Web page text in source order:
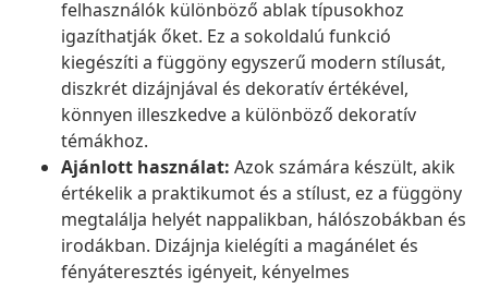
felhasználók különböző ablak típusokhoz
igazíthatják őket. Ez a sokoldalú funkció
kiegészíti a függöny egyszerű modern stílusát,
diszkrét dizájnjával és dekoratív értékével,
könnyen illeszkedve a különböző dekoratív
témákhoz.
Ajánlott használat: Azok számára készült, akik
értékelik a praktikumot és a stílust, ez a függöny
megtalálja helyét nappalikban, hálószobákban és
irodákban. Dizájnja kielégíti a magánélet és
fényáteresztés igényeit, kényelmes